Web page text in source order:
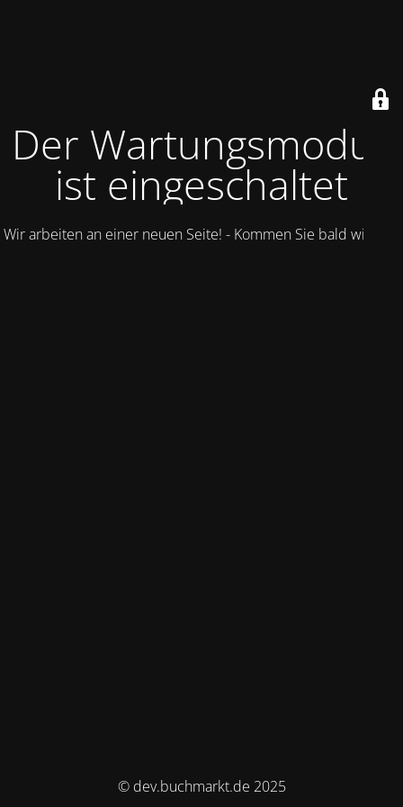
Der Wartungsmodus
ist eingeschaltet
Wir arbeiten an einer neuen Seite! - Kommen Sie bald wieder.
© dev.buchmarkt.de 2025